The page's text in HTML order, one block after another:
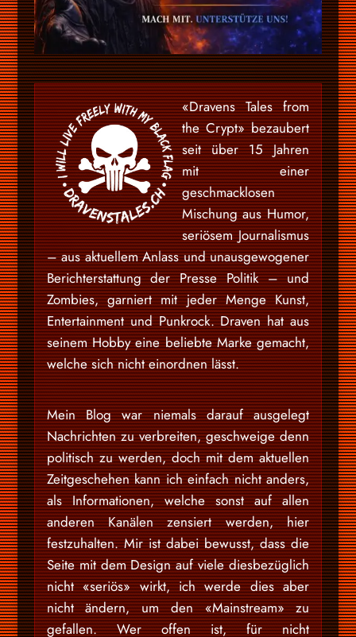
«Dravens Tales from
the Crypt» bezaubert
seit über 15 Jahren
mit einer
geschmacklosen
Mischung aus Humor,
seriösem Journalismus
– aus aktuellem Anlass und unausgewogener
Berichterstattung der Presse Politik – und
Zombies, garniert mit jeder Menge Kunst,
Entertainment und Punkrock. Draven hat aus
seinem Hobby eine beliebte Marke gemacht,
welche sich nicht einordnen lässt.
Mein Blog war niemals darauf ausgelegt
Nachrichten zu verbreiten, geschweige denn
politisch zu werden, doch mit dem aktuellen
Zeitgeschehen kann ich einfach nicht anders,
als Informationen, welche sonst auf allen
anderen Kanälen zensiert werden, hier
festzuhalten. Mir ist dabei bewusst, dass die
Seite mit dem Design auf viele diesbezüglich
nicht «seriös» wirkt, ich werde dies aber
nicht ändern, um den «Mainstream» zu
gefallen. Wer offen ist, für nicht